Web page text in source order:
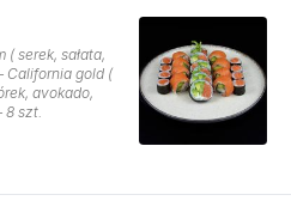
( serek, sałata,
California gold (
avokado,
8 szt.